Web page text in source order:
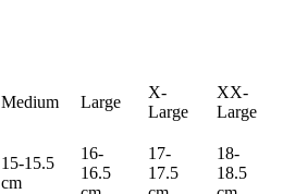
Medium Large
X-
Large
XX-
Large
15-15.5
cm
16-
16.5
17-
17.5
18-
18.5